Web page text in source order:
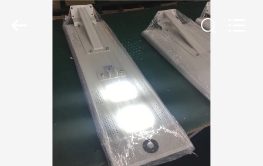
PRODUCTEN
ONGEVEER